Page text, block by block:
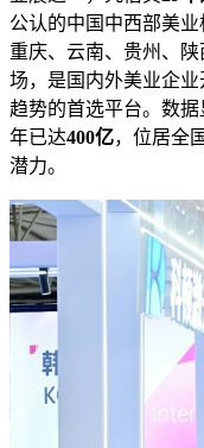
公认的中国中西部美业
重庆、云南、贵州、
场，是国内外美业企
趋势的首选平台。数
年已达400亿，位居全
潜力。